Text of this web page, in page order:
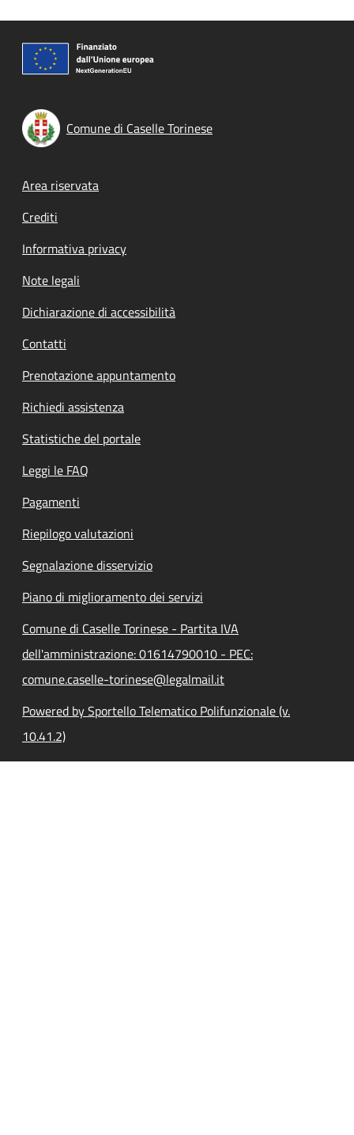
Comune di Caselle Torinese
Footer menu
Area riservata
Crediti
Informativa privacy
Note legali
Dichiarazione di accessibilità
Contatti
Prenotazione appuntamento
Richiedi assistenza
Statistiche del portale
Leggi le FAQ
Pagamenti
Riepilogo valutazioni
Segnalazione disservizio
Piano di miglioramento dei servizi
Comune di Caselle Torinese - Partita IVA
dell'amministrazione: 01614790010 - PEC:
comune.caselle-torinese@legalmail.it
Powered by Sportello Telematico Polifunzionale (v.
10.41.2)